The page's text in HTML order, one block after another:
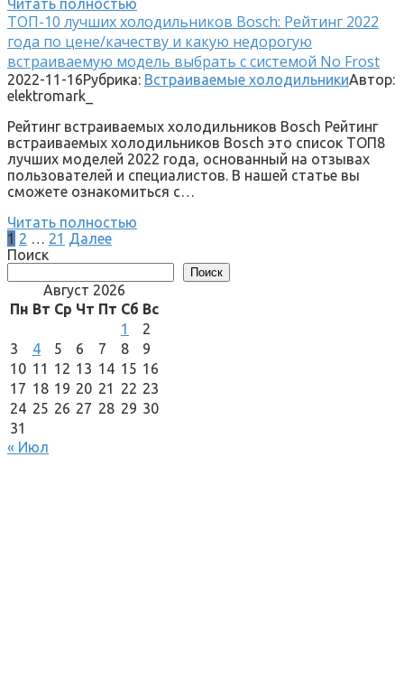
Читать полностью
ТОП-10 лучших холодильников Bosch: Рейтинг 2022
года по цене/качеству и какую недорогую
встраиваемую модель выбрать с системой No Frost
2022-11-16Рубрика: Встраиваемые холодильникиАвтор:
elektromark_
Рейтинг встраиваемых холодильников Bosch Рейтинг
встраиваемых холодильников Bosch это список ТОП8
лучших моделей 2022 года, основанный на отзывах
пользователей и специалистов. В нашей статье вы
сможете ознакомиться с…
Читать полностью
Пагинация
записей
1 2 … 21 Далее
Поиск
Поиск
Август 2026
Пн Вт Ср Чт Пт Сб Вс
1
2
3
4 5 6 7 8
9
10 11 12 13 14 15 16
17 18 19 20 21 22 23
24 25 26 27 28 29 30
31
« Июл